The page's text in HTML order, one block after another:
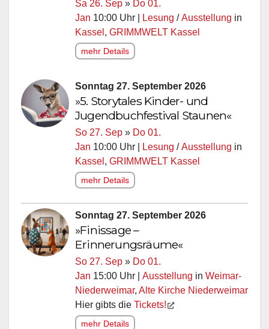
Sa 26. Sep » Do 01.
Jan 10:00 Uhr | Lesung /Ausstellung in
Kassel , GRIMMWELT Kassel
mehr Details
Sonntag 27. September 2026
»5. Storytales Kinder- und
Jugendbuchfestival Staunen«
So 27. Sep » Do 01.
Jan 10:00 Uhr | Lesung /Ausstellung in
Kassel , GRIMMWELT Kassel
mehr Details
Sonntag 27. September 2026
»Finissage –
Erinnerungsräume«
So 27. Sep » Do 01.
Jan 15:00 Uhr | Ausstellung in Weimar-
Niederweimar, Alte Kirche Niederweimar
Hier gibts die Tickets!
mehr Details